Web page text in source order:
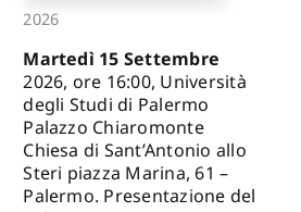
2026
Martedì 15 Settembre
2026, ore 16:00, Università
degli Studi di Palermo
Palazzo Chiaromonte
Chiesa di Sant’Antonio allo
Steri piazza Marina, 61 –
Palermo. Presentazione del